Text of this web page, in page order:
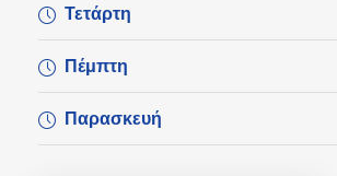
Τετάρτη
Πέμπτη
Παρασκευή